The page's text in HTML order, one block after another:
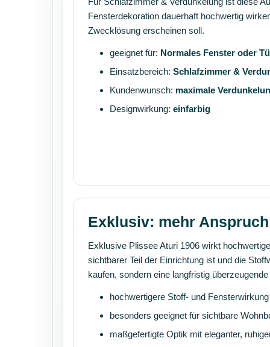
Fensterdekoration dauerhaft hochwertig
Zwecklösung erscheinen soll.
geeignet für: Normales Fenster oder
Einsatzbereich: Schlafzimmer &
Kundenwunsch: maximale
Designwirkung: einfarbig
Exklusiv: mehr
Exklusive Plissee Aturi 1906 wirkt
sichtbarer Teil der Einrichtung ist und die
kaufen, sondern eine langfristig
hochwertigere Stoff- und
besonders geeignet für sichtbare
maßgefertigte Optik mit eleganter,